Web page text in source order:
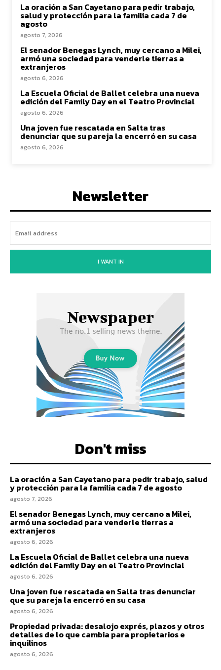
La oración a San Cayetano para pedir trabajo,
salud y protección para la familia cada 7 de
agosto
agosto 7, 2026
El senador Benegas Lynch, muy cercano a Milei,
armó una sociedad para venderle tierras a
extranjeros
agosto 6, 2026
La Escuela Oficial de Ballet celebra una nueva
edición del Family Day en el Teatro Provincial
agosto 6, 2026
Una joven fue rescatada en Salta tras
denunciar que su pareja la encerró en su casa
agosto 6, 2026
Newsletter
I WANT IN
Don't miss
La oración a San Cayetano para pedir trabajo, salud
y protección para la familia cada 7 de agosto
agosto 7, 2026
El senador Benegas Lynch, muy cercano a Milei,
armó una sociedad para venderle tierras a
extranjeros
agosto 6, 2026
La Escuela Oficial de Ballet celebra una nueva
edición del Family Day en el Teatro Provincial
agosto 6, 2026
Una joven fue rescatada en Salta tras denunciar
que su pareja la encerró en su casa
agosto 6, 2026
Propiedad privada: desalojo exprés, plazos y otros
detalles de lo que cambia para propietarios e
inquilinos
agosto 6, 2026